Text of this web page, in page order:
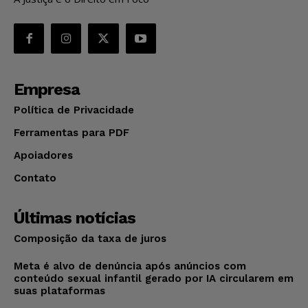
Empresa
Política de Privacidade
Ferramentas para PDF
Apoiadores
Contato
Últimas notícias
Composição da taxa de juros
Meta é alvo de denúncia após anúncios com
conteúdo sexual infantil gerado por IA circularem em
suas plataformas